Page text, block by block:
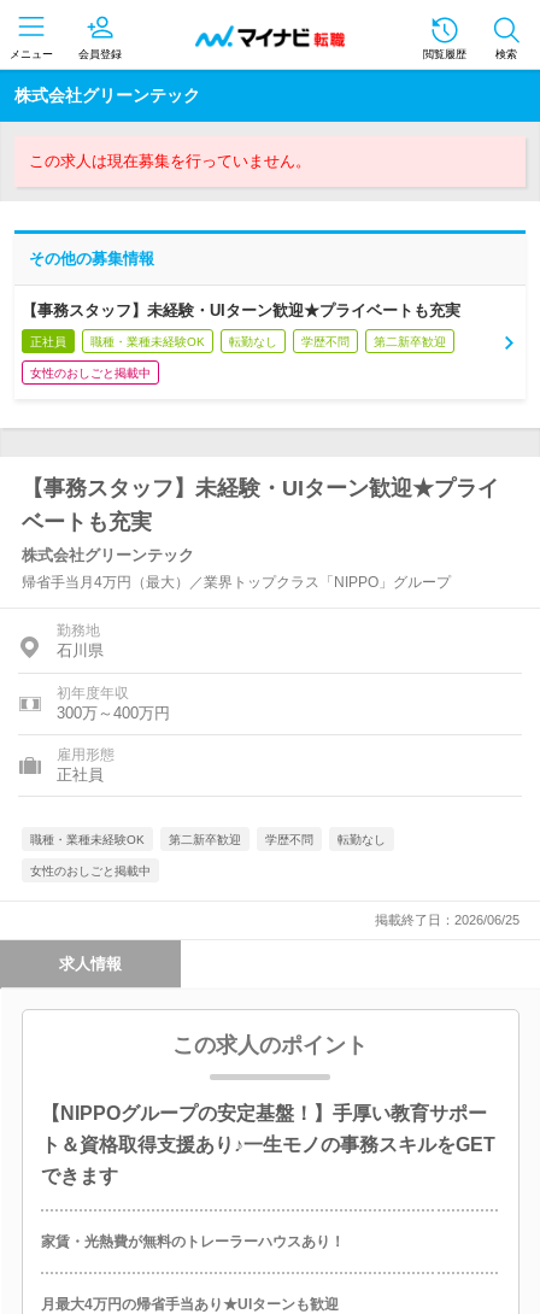
メニュー 会員登録 閲覧履歴 検索
株式会社グリーンテック
この求人は現在募集を行っていません。
その他の募集情報
【事務スタッフ】未経験・UIターン歓迎★プライベートも充実
正社員 職種・業種未経験OK 転勤なし 学歴不問 第二新卒歓迎
女性のおしごと掲載中
【事務スタッフ】未経験・UIターン歓迎★プライ
ベートも充実
株式会社グリーンテック
帰省手当月4万円（最大）／業界トップクラス「NIPPO」グループ
勤務地
石川県
初年度年収
300万～400万円
雇用形態
正社員
職種・業種未経験OK 第二新卒歓迎 学歴不問 転勤なし
女性のおしごと掲載中
掲載終了日：2026/06/25
求人情報
この求人のポイント
【NIPPOグループの安定基盤！】手厚い教育サポー
ト＆資格取得支援あり♪一生モノの事務スキルをGET
できます
家賃・光熱費が無料のトレーラーハウスあり！
月最大4万円の帰省手当あり★UIターンも歓迎